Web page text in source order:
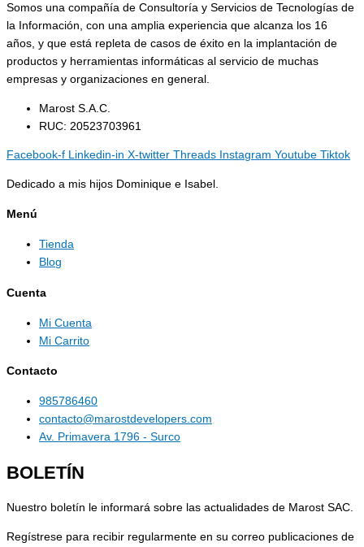
Somos una compañía de Consultoría y Servicios de Tecnologías de
la Información, con una amplia experiencia que alcanza los 16
años, y que está repleta de casos de éxito en la implantación de
productos y herramientas informáticas al servicio de muchas
empresas y organizaciones en general.
Marost S.A.C.
RUC: 20523703961
Facebook-f Linkedin-in X-twitter Threads Instagram Youtube Tiktok
Dedicado a mis hijos Dominique e Isabel.
Menú
Tienda
Blog
Cuenta
Mi Cuenta
Mi Carrito
Contacto
985786460
contacto@marostdevelopers.com
Av. Primavera 1796 - Surco
BOLETÍN
Nuestro boletín le informará sobre las actualidades de Marost SAC.
Regístrese para recibir regularmente en su correo publicaciones de